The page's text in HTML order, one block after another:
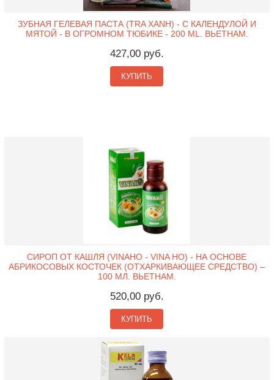
ЗУБНАЯ ГЕЛЕВАЯ ПАСТА (TRA XANH) - С КАЛЕНДУЛОЙ И
МЯТОЙ - В ОГРОМНОМ ТЮБИКЕ - 200 ML. ВЬЕТНАМ.
427,00 руб.
КУПИТЬ
СИРОП ОТ КАШЛЯ (VINAHO - VINA HO) - НА ОСНОВЕ
АБРИКОСОВЫХ КОСТОЧЕК (ОТХАРКИВАЮЩЕЕ СРЕДСТВО) –
100 МЛ. ВЬЕТНАМ.
520,00 руб.
КУПИТЬ